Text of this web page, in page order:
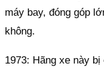
máy bay, đóng góp
không.
1973: Hãng xe này